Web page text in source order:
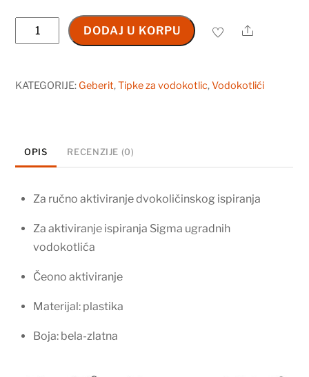
Geberit
Sigma20
za
115.882.KK.1
DODAJ U KORPU Share
KATEGORIJE: Geberit,Tipke za vodokotlic,Vodokotlići
OPIS RECENZIJE (0)
Za ručno aktiviranje dvokoličinskog ispiranja
Za aktiviranje ispiranja Sigma ugradnih
vodokotlića
Čeono aktiviranje
Materijal: plastika
Boja: bela-zlatna